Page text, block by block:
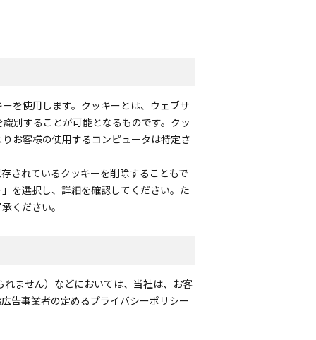
を使用します。クッキーとは、ウェブサ
別することが可能となるものです。クッ
お客様の使用するコンピュータは特定さ
されているクッキーを削除することもで
を選択し、詳細を確認してください。た
ください。
ません）などにおいては、当社は、お客
告事業者の定めるプライバシーポリシー